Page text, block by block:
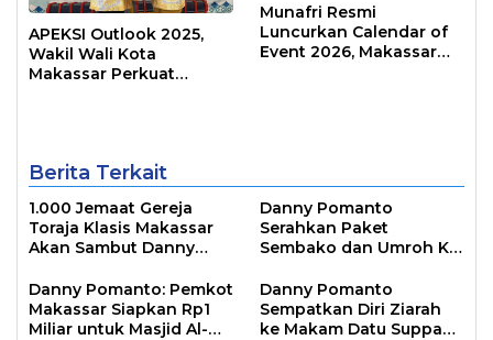
APEKSI Outlook 2025,
Wakil Wali Kota
Makassar Perkuat
Munafri Resmi
Luncurkan Calendar of
Event 2026, Makassar
Berita Terkait
1.000 Jemaat Gereja
Toraja Klasis Makassar
Akan Sambut Danny
Natal Besok
Danny Pomanto
Serahkan Paket
Sembako dan Umroh Ke
Makassar Shalat Subuh
Berjamaah
Danny Pomanto: Pemkot
Makassar Siapkan Rp1
Miliar untuk Masjid Al-
Danny Pomanto
Sempatkan Diri Ziarah
ke Makam Datu Suppa